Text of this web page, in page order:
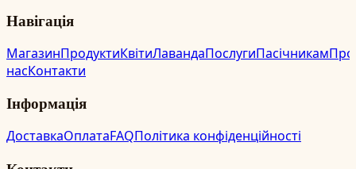
Навігація
МагазинПродуктиКвітиЛавандаПослугиПасічникамПро
насКонтакти
Інформація
ДоставкаОплатаFAQПолітика конфіденційності